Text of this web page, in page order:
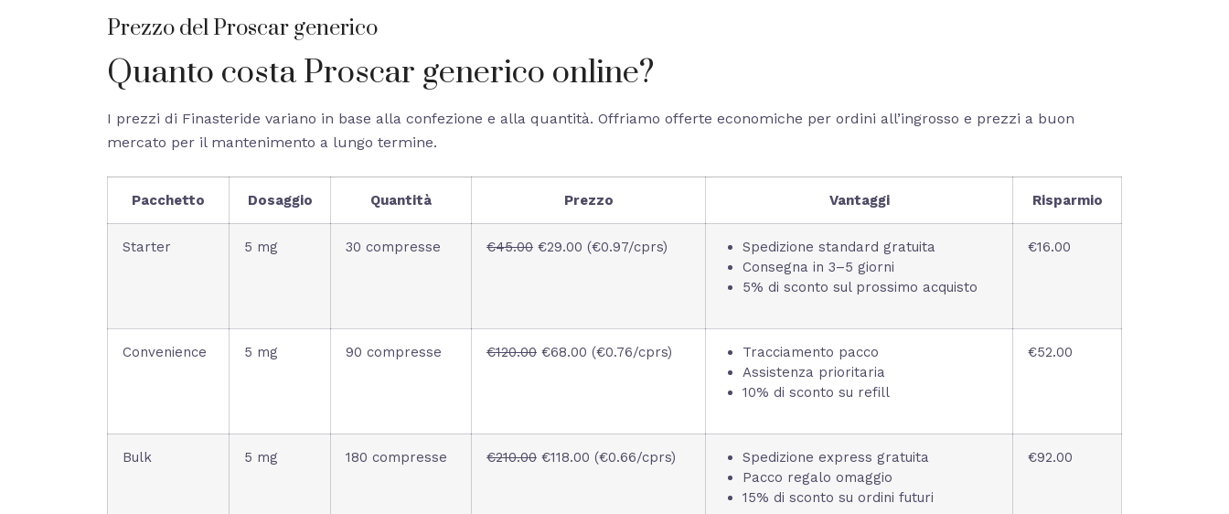
Prezzo del Proscar generico
Quanto costa Proscar generico online?
I prezzi di Finasteride variano in base alla confezione e alla quantità. Offriamo offerte economiche per ordini all’ingrosso e prezzi a buon
mercato per il mantenimento a lungo termine.
Pacchetto Dosaggio Quantità Prezzo Vantaggi Risparmio
Starter 5 mg 30 compresse €45.00 €29.00 (€0.97/cprs)
Spedizione standard gratuita
Consegna in 3–5 giorni
5% di sconto sul prossimo acquisto
€16.00
Convenience 5 mg 90 compresse €120.00 €68.00 (€0.76/cprs)
Tracciamento pacco
Assistenza prioritaria
10% di sconto su refill
€52.00
Bulk 5 mg 180 compresse €210.00 €118.00 (€0.66/cprs)
Spedizione express gratuita
Pacco regalo omaggio
15% di sconto su ordini futuri
€92.00